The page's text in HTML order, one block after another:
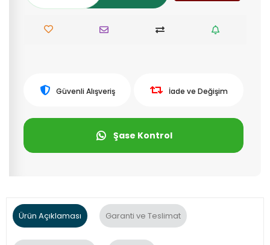
Güvenli Alışveriş İade ve Değişim
Şase Kontrol
Ürün Açıklaması Garanti ve Teslimat